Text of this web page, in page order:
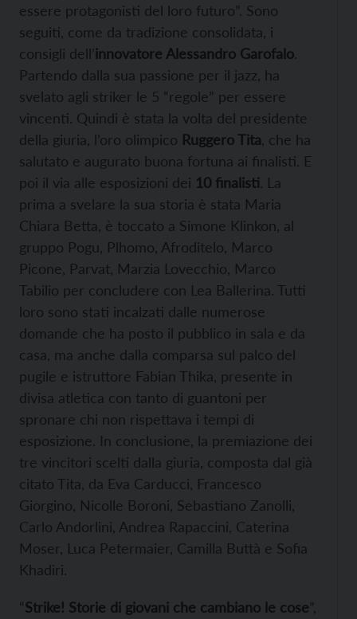
essere protagonisti del loro futuro”. Sono
seguiti, come da tradizione consolidata, i
consigli dell’innovatore Alessandro Garofalo.
Partendo dalla sua passione per il jazz, ha
svelato agli striker le 5 “regole” per essere
vincenti. Quindi è stata la volta del presidente
della giuria, l’oro olimpico Ruggero Tita , che ha
salutato e augurato buona fortuna ai finalisti. E
poi il via alle esposizioni dei 10 finalisti. La
prima a svelare la sua storia è stata Maria
Chiara Betta, è toccato a Simone Klinkon, al
gruppo Pogu, Plhomo, Afroditelo, Marco
Picone, Parvat, Marzia Lovecchio, Marco
Tabilio per concludere con Lea Ballerina. Tutti
loro sono stati incalzati dalle numerose
domande che ha posto il pubblico in sala e da
casa, ma anche dalla comparsa sul palco del
pugile e istruttore Fabian Thika, presente in
divisa atletica con tanto di guantoni per
spronare chi non rispettava i tempi di
esposizione. In conclusione, la premiazione dei
tre vincitori scelti dalla giuria, composta dal già
citato Tita, da Eva Carducci, Francesco
Giorgino, Nicolle Boroni, Sebastiano Zanolli,
Carlo Andorlini, Andrea Rapaccini, Caterina
Moser, Luca Petermaier, Camilla Buttà e Sofia
Khadiri.
“Strike! Storie di giovani che cambiano le cose”,